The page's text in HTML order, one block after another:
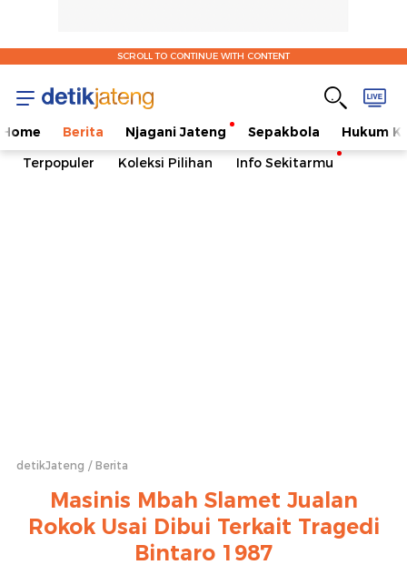
SCROLL TO CONTINUE WITH CONTENT
Home Berita Njagani Jateng Sepakbola
Hukum
Terpopuler
Koleksi Pilihan Info Sekitarmu
detikJateng Berita
Masinis Mbah Slamet Jualan
Rokok Usai Dibui Terkait Tragedi
Bintaro 1987